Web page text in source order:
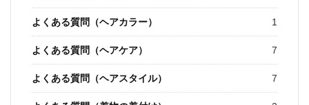
よくある質問（ヘアカラー） 1
よくある質問（ヘアケア） 7
よくある質問（ヘアスタイル） 7